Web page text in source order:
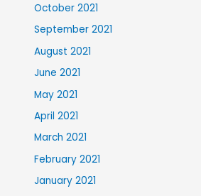
October 2021
September 2021
August 2021
June 2021
May 2021
April 2021
March 2021
February 2021
January 2021